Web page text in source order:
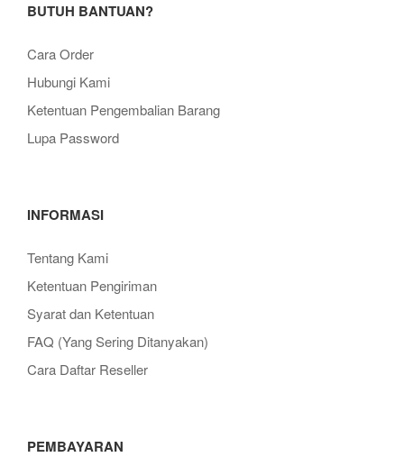
BUTUH BANTUAN?
Cara Order
Hubungi Kami
Ketentuan Pengembalian Barang
Lupa Password
INFORMASI
Tentang Kami
Ketentuan Pengiriman
Syarat dan Ketentuan
FAQ (Yang Sering Ditanyakan)
Cara Daftar Reseller
PEMBAYARAN